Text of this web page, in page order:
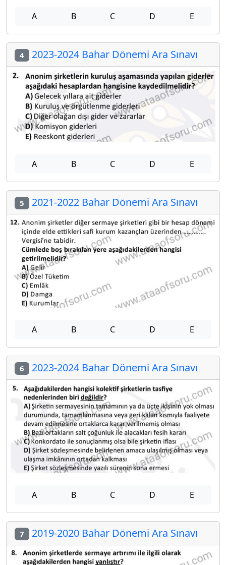
A B C D E
4 2023-2024 Bahar Dönemi Ara Sınavı
A B C D E
5 2021-2022 Bahar Dönemi Ara Sınavı
A B C D E
6 2023-2024 Bahar Dönemi Ara Sınavı
A B C D E
7 2019-2020 Bahar Dönemi Ara Sınavı